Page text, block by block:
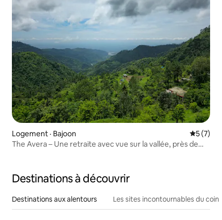
Logement · Bajoon Note
5 (7)
The Avera – Une retraite avec vue sur la vallée, près de
Destinations à découvrir
Destinations aux alentours Les sites incontournables du coin